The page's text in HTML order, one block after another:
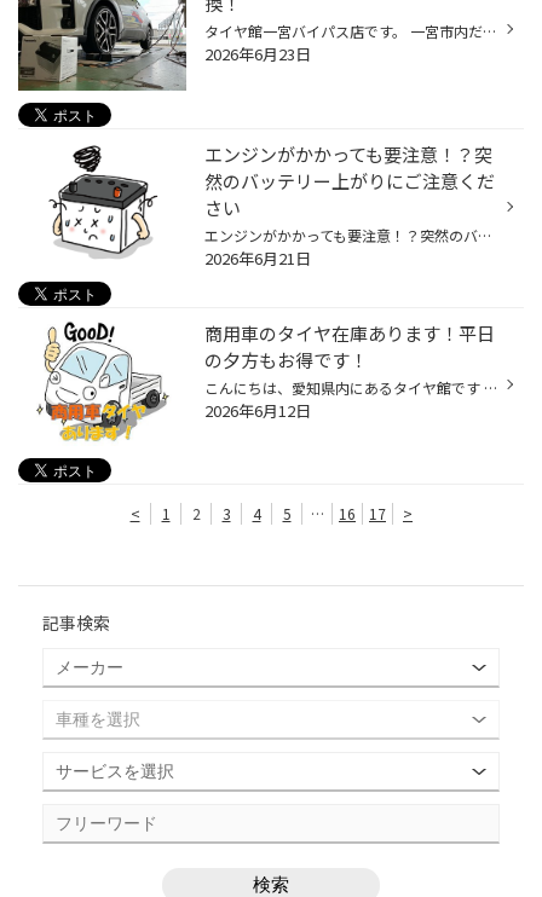
タイヤ館一宮バイパス店です。 一宮市内だけでなく 江南市・北名古屋市・岩倉市・羽島市などからもご来店頂きまして ありがとうございます！ 【タイヤ館一宮アクセスMAP】↓ 店舗情報 タイヤ館アプリダウンロードでお得にタイヤGET 詳しくはこちら 先月から、バッテリーのお問い合わせを多く頂いてお...
2026年6月23日
エンジンがかかっても要注意！？突
然のバッテリー上がりにご注意くだ
さい
エンジンがかかっても要注意！？突然のバッテリー上がりにご注意ください エンジンがかかる＝安心ではありません 「普通にエンジンかかるし、まだ大丈夫でしょ？」 実はそれ、突然バッテリー上がりを起こす前兆かもしれません。 最近のバッテリーは性能が高く、限界ギリギリまで使えてしまうため、...
2026年6月21日
商用車のタイヤ在庫あります！平日
の夕方もお得です！
こんにちは、愛知県内にあるタイヤ館です タイヤ館アプリダウンロードでお得にタイヤGET‼ ⇨こちらから⇦ 商用車用のタイヤ！バンタイヤについて紹介させていただきます。 ハイエース、キャラバン、プロボックス、 ハイゼット、キャリイなど 商用バン、軽トラック、軽バン!荷物がたくさん詰めれて 使...
2026年6月12日
< 1 2 3 4 5 … 16 17 >
記事検索